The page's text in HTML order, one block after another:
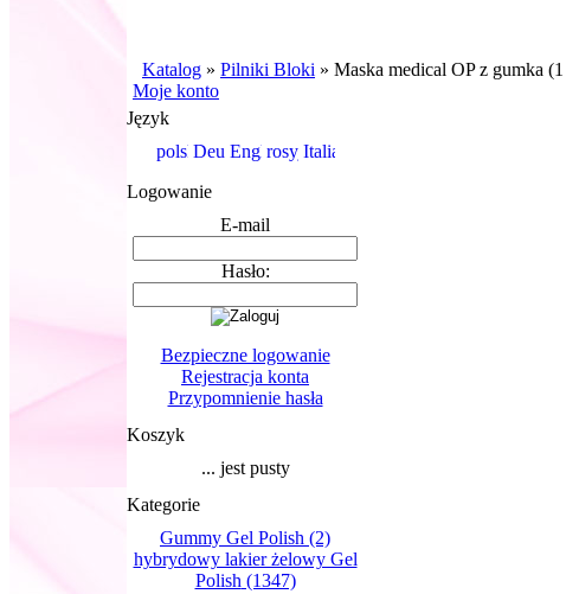
Katalog » Pilniki Bloki » Maska medical OP z gumka
Moje konto
Język
Logowanie
E-mail
Hasło:
Bezpieczne logowanie
Rejestracja konta
Przypomnienie hasła
Koszyk
... jest pusty
Kategorie
Gummy Gel Polish (2)
hybrydowy lakier żelowy Gel
Polish (1347)